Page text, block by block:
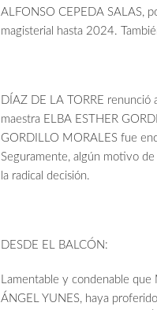
ALFONSO CEPEDA SALAS,
magisterial hasta 2024.
DÍAZ DE LA TORRE renunció
maestra ELBA ESTHER
GORDILLO MORALES fue
Seguramente, algún motivo
la radical decisión.
DESDE EL BALCÓN:
Lamentable y condenable
ÁNGEL YUNES, haya